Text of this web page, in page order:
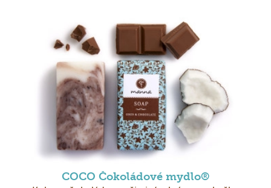
COCO Čokoládové mydlo®